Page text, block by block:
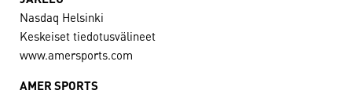
Nasdaq Helsinki
Keskeiset tiedotusvälineet
www.amersports.com
AMER SPORTS